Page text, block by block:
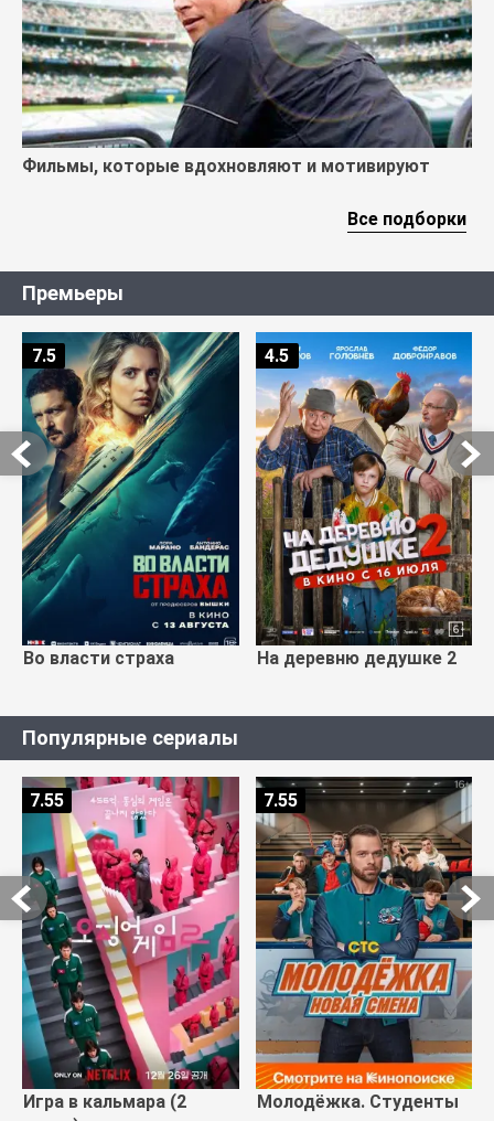
Фильмы, которые вдохновляют и мотивируют
Все подборки
Премьеры
Во власти страха
7.5
На деревню дедушке 2
4.5
Популярные сериалы
Игра в кальмара (2
7.55
Молодёжка. Студенты
7.55